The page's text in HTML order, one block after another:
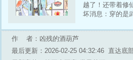
越了！还带着修
坏消息：穿的是
影响，很快就小
忽然就灵气复苏
作 者：凶残的酒葫芦
最后更新：2026-02-25 04:32:46 直达底